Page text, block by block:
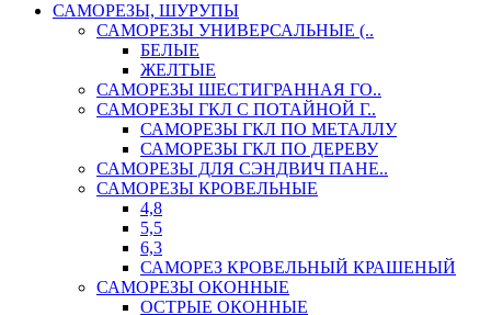
САМОРЕЗЫ, ШУРУПЫ
САМОРЕЗЫ УНИВЕРСАЛЬНЫЕ (..
БЕЛЫЕ
ЖЕЛТЫЕ
САМОРЕЗЫ ШЕСТИГРАННАЯ ГО..
САМОРЕЗЫ ГКЛ С ПОТАЙНОЙ Г..
САМОРЕЗЫ ГКЛ ПО МЕТАЛЛУ
САМОРЕЗЫ ГКЛ ПО ДЕРЕВУ
САМОРЕЗЫ ДЛЯ СЭНДВИЧ ПАНЕ..
САМОРЕЗЫ КРОВЕЛЬНЫЕ
4,8
5,5
6,3
САМОРЕЗ КРОВЕЛЬНЫЙ КРАШЕНЫЙ
САМОРЕЗЫ ОКОННЫЕ
ОСТРЫЕ ОКОННЫЕ